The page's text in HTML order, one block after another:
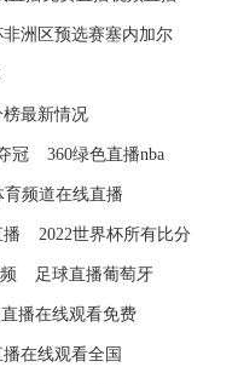
洲区预选赛塞内加尔
最新情况
冠 360绿色直播nba
育频道在线直播
播 2022世界杯所有比分
足球直播葡萄牙
播在线观看免费
在线观看全国